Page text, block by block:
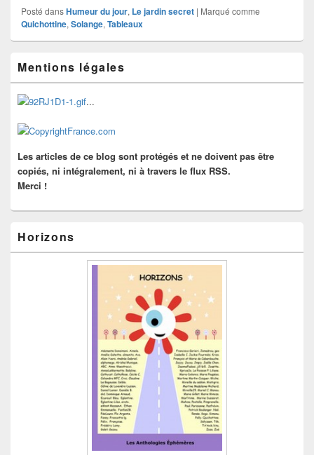
Posté dansHumeur du jour, Le jardin secret | Marqué comme
Quichottine, Solange, Tableaux
principale
de
widget
pour
barre
Mentions légales
...
Les articles de ce blog sont protégés et ne doivent pas être
copiés, ni intégralement, ni à travers le flux RSS.
Merci !
Horizons